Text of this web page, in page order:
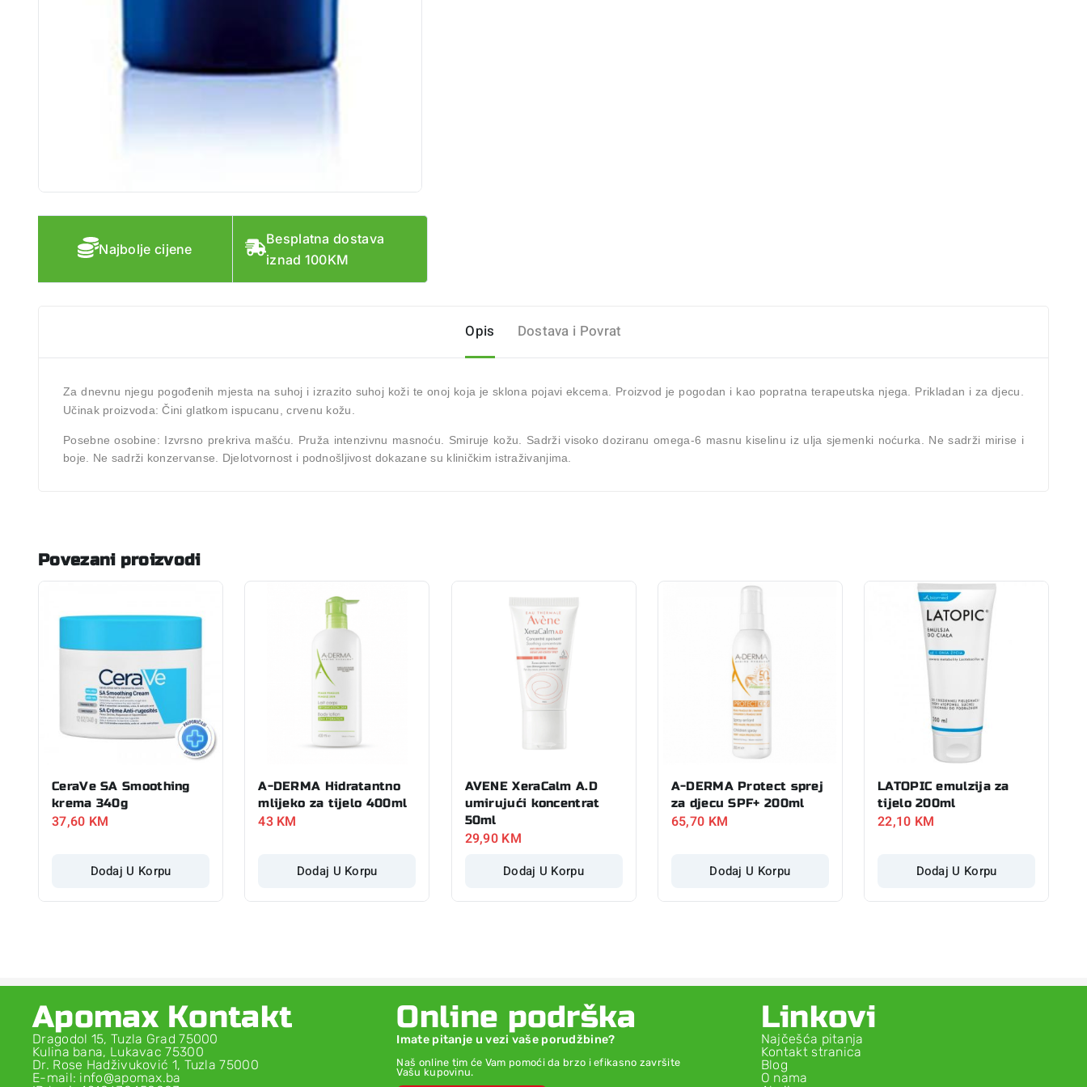
Najbolje cijene
Besplatna dostava
iznad 100KM
Opis Dostava i Povrat
Za dnevnu njegu pogođenih mjesta na suhoj i izrazito suhoj koži te onoj koja je sklona pojavi ekcema. Proizvod je pogodan i kao popratna terapeutska njega. Prikladan i za djecu.
Učinak proizvoda: Čini glatkom ispucanu, crvenu kožu.
Posebne osobine: Izvrsno prekriva mašću. Pruža intenzivnu masnoću. Smiruje kožu. Sadrži visoko doziranu omega-6 masnu kiselinu iz ulja sjemenki noćurka. Ne sadrži mirise i
boje. Ne sadrži konzervanse. Djelotvornost i podnošljivost dokazane su kliničkim istraživanjima.
Povezani proizvodi
CeraVe SA Smoothing
krema 340g
37,60 KM
Dodaj U Korpu
A-DERMA Hidratantno
mlijeko za tijelo 400ml
43 KM
Dodaj U Korpu
AVENE XeraCalm A.D
umirujući koncentrat
50ml
29,90 KM
Dodaj U Korpu
A-DERMA Protect sprej
za djecu SPF+ 200ml
65,70 KM
Dodaj U Korpu
LATOPIC emulzija za
tijelo 200ml
22,10 KM
Dodaj U Korpu
Apomax Kontakt
Dragodol 15, Tuzla Grad 75000
Kulina bana, Lukavac 75300
Dr. Rose Hadživuković 1, Tuzla 75000
E-mail: info@apomax.ba
Online podrška
Imate pitanje u vezi vaše porudžbine?
Naš online tim će Vam pomoći da brzo i efikasno završite
Vašu kupovinu.
Linkovi
Najčešća pitanja
Kontakt stranica
Blog
O nama